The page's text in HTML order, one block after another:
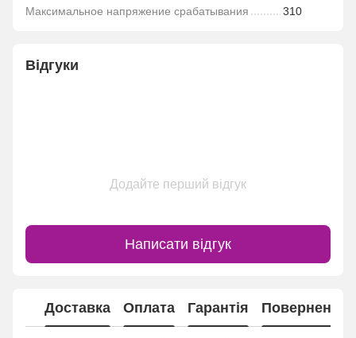
Максимальное напряжение срабатывания 310
Відгуки
Додайте перший відгук
Написати відгук
Доставка Оплата Гарантія Повернення